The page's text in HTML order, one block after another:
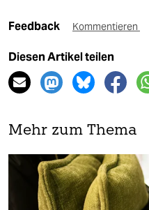
Feedback Kommentieren
Diesen Artikel teilen
Mehr zum Thema